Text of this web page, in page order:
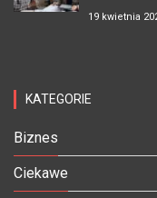
19 kwietnia
KATEGORIE
Biznes
Ciekawe